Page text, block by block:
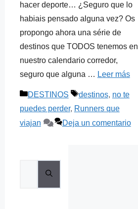
hacer deporte… ¿Seguro que lo
habiais pensado alguna vez? Os
propongo ahora una série de
destinos que TODOS tenemos en
nuestro calendario corredor,
seguro que alguna … Leer más
Categorías
DESTINOS Etiquetas
destinos, no te
puedes perder, Runners que
viajan
Deja un comentario